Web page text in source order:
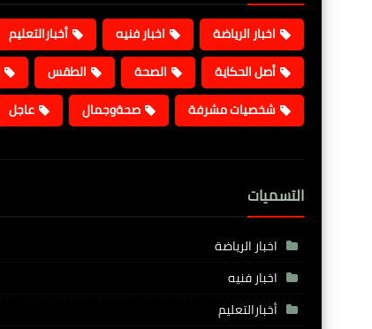
اخبار الرياضة اخبار فنيه أخبارالتعليم
أصل الحكاية
الصحة الطقس
شخصيات مشرفة
صحةوجمال عاجل
التسميات
اخبار الرياضة
اخبار فنيه
أخبارالتعليم